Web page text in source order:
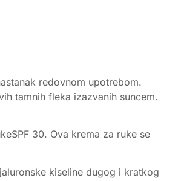
redovnom upotrebom.
tamnih fleka izazvanih suncem.
30. Ova krema za ruke se
kiseline dugog i kratkog